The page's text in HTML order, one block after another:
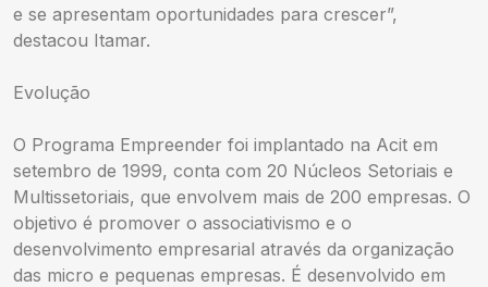
e se apresentam oportunidades para crescer”,
destacou Itamar.
Evolução
O Programa Empreender foi implantado na Acit em
setembro de 1999, conta com 20 Núcleos Setoriais e
Multissetoriais, que envolvem mais de 200 empresas. O
objetivo é promover o associativismo e o
desenvolvimento empresarial através da organização
das micro e pequenas empresas. É desenvolvido em